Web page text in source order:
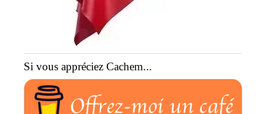
Si vous appréciez Cachem...